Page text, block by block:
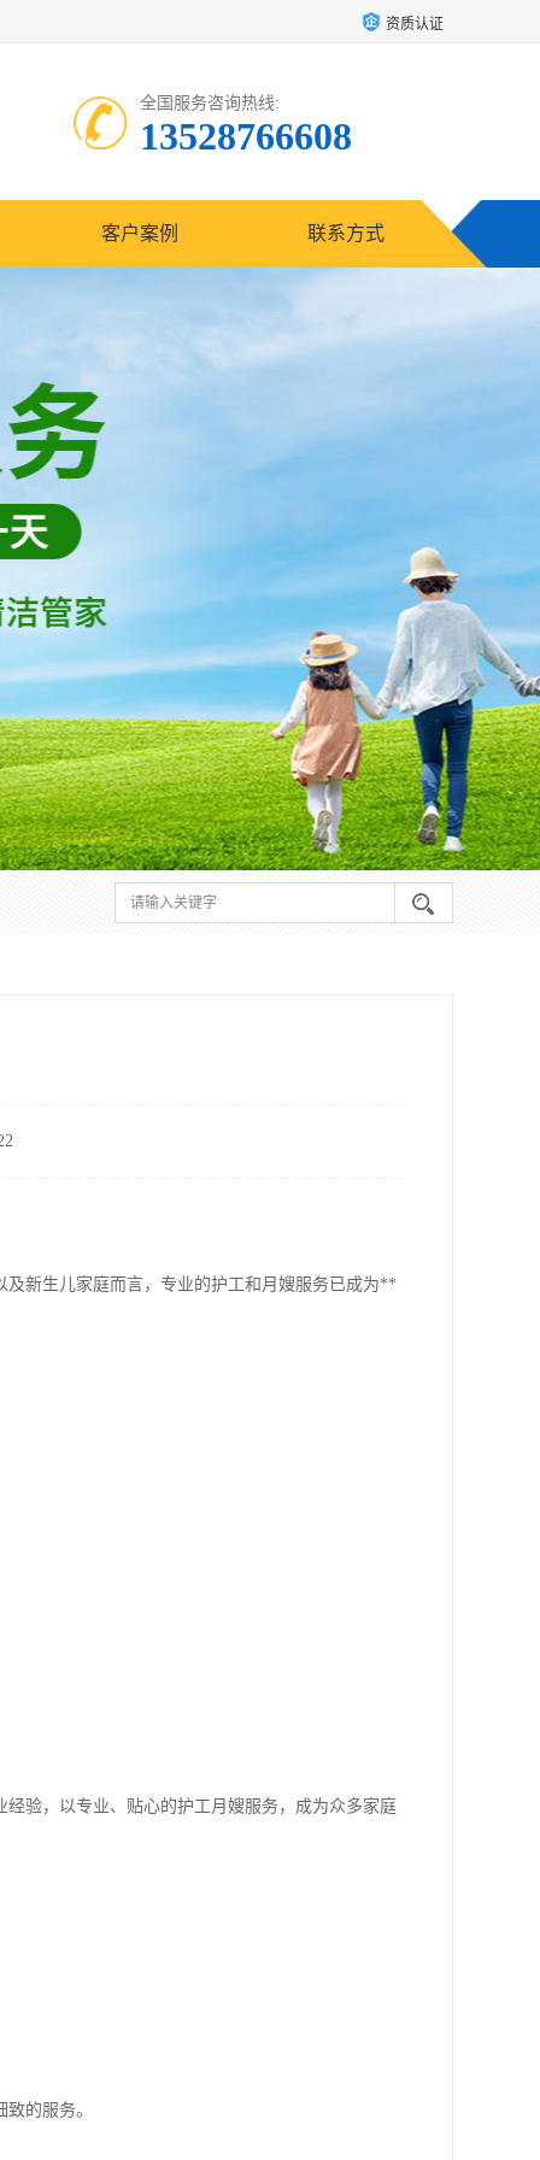
资质认证
全国服务咨询热线:
13528766608
客户案例 联系方式
新生儿家庭而言，专业的护工和月嫂服务已成为**
验，以专业、贴心的护工月嫂服务，成为众多家庭
的服务。